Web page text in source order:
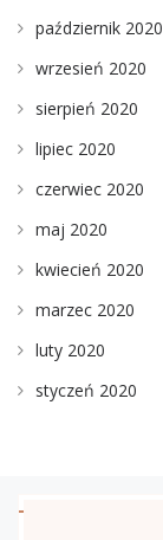
październik 2020
wrzesień 2020
sierpień 2020
lipiec 2020
czerwiec 2020
maj 2020
kwiecień 2020
marzec 2020
luty 2020
styczeń 2020